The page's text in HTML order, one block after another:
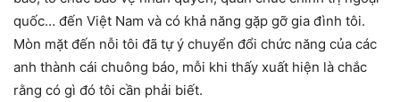
quốc… đến Việt Nam và có khả năng gặp gỡ gia đình tôi.
Mòn mặt đến nỗi tôi đã tự ý chuyển đổi chức năng của các
anh thành cái chuông báo, mỗi khi thấy xuất hiện là chắc
rằng có gì đó tôi cần phải biết.